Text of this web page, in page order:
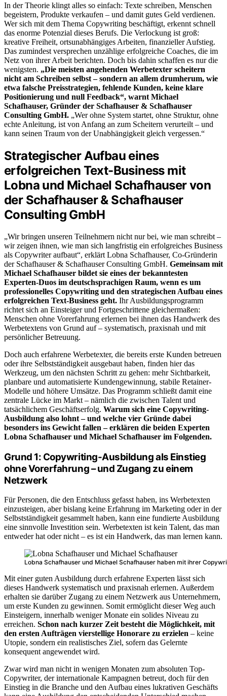
In der Theorie klingt alles so einfach: Texte schreiben, Menschen
begeistern, Produkte verkaufen – und damit gutes Geld verdienen.
Wer sich mit dem Thema Copywriting beschäftigt, erkennt schnell
das enorme Potenzial dieses Berufs. Die Verlockung ist groß:
kreative Freiheit, ortsunabhängiges Arbeiten, finanzieller Aufstieg.
Das zumindest versprechen unzählige erfolgreiche Coaches, die im
Netz von ihrer Arbeit berichten. Doch bis dahin schaffen es nur die
wenigsten. „Die meisten angehenden Werbetexter scheitern
nicht am Schreiben selbst – sondern an allem drumherum, wie
etwa falsche Preisstrategien, fehlende Kunden, keine klare
Positionierung und null Feedback“, warnt Michael
Schafhauser, Gründer der Schafhauser & Schafhauser
Consulting GmbH. „Wer ohne System startet, ohne Struktur, ohne
echte Anleitung, ist von Anfang an zum Scheitern verurteilt – und
kann seinen Traum von der Unabhängigkeit gleich vergessen.“
Strategischer Aufbau eines
erfolgreichen Text-Business mit
Lobna und Michael Schafhauser von
der Schafhauser & Schafhauser
Consulting GmbH
„Wir bringen unseren Teilnehmern nicht nur bei, wie man schreibt –
wir zeigen ihnen, wie man sich langfristig ein erfolgreiches Business
als Copywriter aufbaut“, erklärt Lobna Schafhauser, Co-Gründerin
der Schafhauser & Schafhauser Consulting GmbH. Gemeinsam mit
Michael Schafhauser bildet sie eines der bekanntesten
Experten-Duos im deutschsprachigen Raum, wenn es um
professionelles Copywriting und den strategischen Aufbau eines
erfolgreichen Text-Business geht. Ihr Ausbildungsprogramm
richtet sich an Einsteiger und Fortgeschrittene gleichermaßen:
Menschen ohne Vorerfahrung erlernen bei ihnen das Handwerk des
Werbetextens von Grund auf – systematisch, praxisnah und mit
persönlicher Betreuung.
Doch auch erfahrene Werbetexter, die bereits erste Kunden betreuen
oder ihre Selbstständigkeit ausgebaut haben, finden hier das
Werkzeug, um den nächsten Schritt zu gehen: mehr Sichtbarkeit,
planbare und automatisierte Kundengewinnung, stabile Retainer-
Modelle und höhere Umsätze. Das Programm schließt damit eine
zentrale Lücke im Markt – nämlich die zwischen Talent und
tatsächlichem Geschäftserfolg. Warum sich eine Copywriting-
Ausbildung also lohnt – und welche vier Gründe dabei
besonders ins Gewicht fallen – erklären die beiden Experten
Lobna Schafhauser und Michael Schafhauser im Folgenden.
Grund 1: Copywriting-Ausbildung als Einstieg
ohne Vorerfahrung – und Zugang zu einem
Netzwerk
Für Personen, die den Entschluss gefasst haben, ins Werbetexten
einzusteigen, aber bislang keine Erfahrung im Marketing oder in der
Selbstständigkeit gesammelt haben, kann eine fundierte Ausbildung
eine sinnvolle Investition sein. Werbetexten ist kein Talent, das man
entweder hat oder nicht – es ist ein Handwerk, das man lernen kann.
Lobna Schafhauser und Michael Schafhauser haben mit ihrer
Mit einer guten Ausbildung durch erfahrene Experten lässt sich
dieses Handwerk systematisch und praxisnah erlernen. Außerdem
erhalten sie darüber Zugang zu einem Netzwerk aus Unternehmern,
um erste Kunden zu gewinnen. Somit ermöglicht dieser Weg auch
Einsteigern, innerhalb weniger Monate ein solides Niveau zu
erreichen. Schon nach kurzer Zeit besteht die Möglichkeit, mit
den ersten Aufträgen vierstellige Honorare zu erzielen – keine
Utopie, sondern ein realistisches Ziel, sofern das Gelernte
konsequent angewendet wird.
Zwar wird man nicht in wenigen Monaten zum absoluten Top-
Copywriter, der internationale Kampagnen betreut, doch für den
Einstieg in die Branche und den Aufbau eines lukrativen Geschäfts